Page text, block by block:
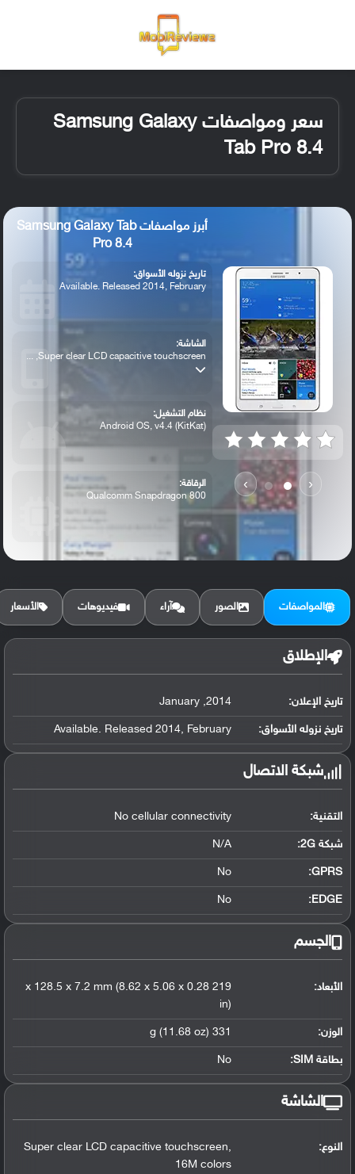
سعر ومواصفات Samsung Galaxy
Tab Pro 8.4
‹
›
أبرز مواصفات Samsung Galaxy Tab
Pro 8.4
تاريخ نزوله الأسواق:
Available. Released 2014, February
الشاشة:
Super clear LCD capacitive touchscreen, ...
نظام التشغيل:
Android OS, v4.4 (KitKat)
الرقاقة:
Qualcomm Snapdragon 800
الرام / التخزين:
المواصفات الصور آراء فيديوهات الأسعار
الإطلاق
تاريخ الإعلان: 2014, January
تاريخ نزوله الأسواق: Available. Released 2014, February
شبكة الاتصال
التقنية: No cellular connectivity
شبكة 2G: N/A
GPRS:
No
EDGE:
No
الجسم
الأبعاد:
219 x 128.5 x 7.2 mm (8.62 x 5.06 x 0.28
in)
الوزن: 331 g (11.68 oz)
بطاقة SIM: No
الشاشة
النوع:
Super clear LCD capacitive touchscreen,
16M colors